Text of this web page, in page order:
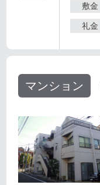
敷金
礼金
マンション